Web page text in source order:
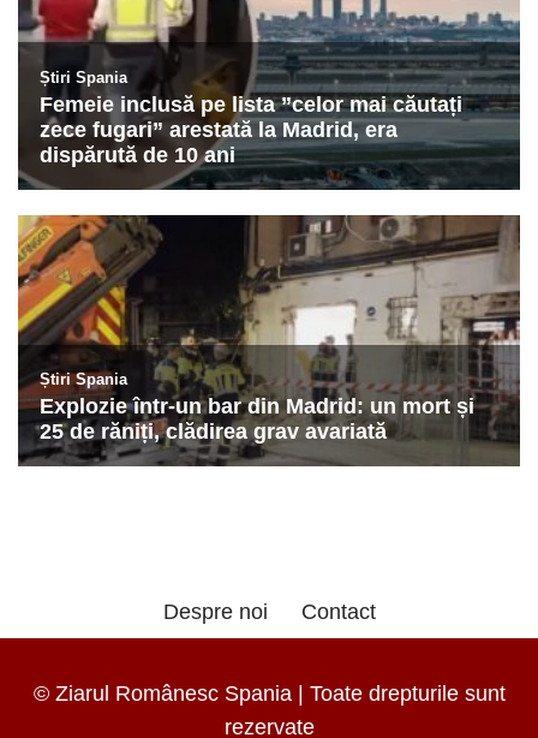
Despre noi Contact
© Ziarul Românesc Spania | Toate drepturile sunt
rezervate